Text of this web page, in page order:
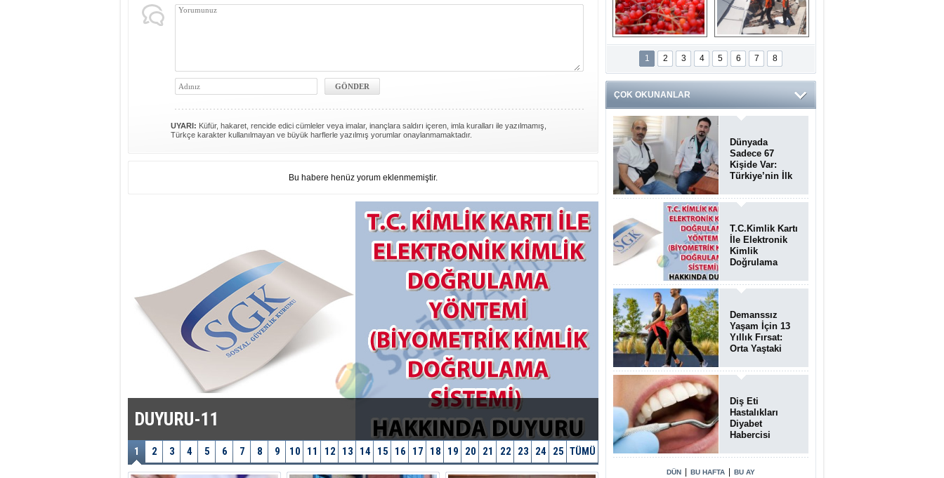
UYARI: Küfür, hakaret, rencide edici cümleler veya imalar, inançlara saldırı içeren, imla kuralları ile yazılmamış,
Türkçe karakter kullanılmayan ve büyük harflerle yazılmış yorumlar onaylanmamaktadır.
Bu habere henüz yorum eklenmemiştir.
DUYURU-11
1 2 3 4 5 6 7 8 9 10 11 12 13 14 15 16 17 18 19 20 21 22 23 24 25 TÜMÜ
Gilaburu meyvesi
kanserden koruyor
Endonezya’daki
deprem: Ölü sayısı
bin 203'e yükseldi
1 2 3 4 5 6 7 8
ÇOK OKUNANLAR
Dünyada
Sadece 67
Kişide Var:
Türkiye’nin İlk
Sendromu
Vakası
Teşhis Edildi
T.C.Kimlik Kartı
İle Elektronik
Kimlik
Doğrulama
(Biyometrik
Kimlik
Sistemi)
07.08.2026
Demanssız
Yaşam İçin 13
Yıllık Fırsat:
Orta Yaştaki
Beyin Sağlığını
Belirliyor
Diş Eti
Hastalıkları
Diyabet
Habercisi
Sağlığı Ve
Şeker
DÜN BU HAFTA BU AY